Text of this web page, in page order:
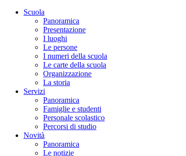
Scuola
Panoramica
Presentazione
I luoghi
Le persone
I numeri della scuola
Le carte della scuola
Organizzazione
La storia
Servizi
Panoramica
Famiglie e studenti
Personale scolastico
Percorsi di studio
Novità
Panoramica
Le notizie